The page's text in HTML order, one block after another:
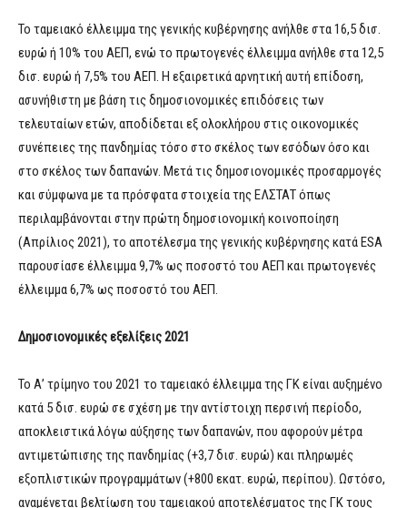
Το ταμειακό έλλειμμα της γενικής κυβέρνησης ανήλθε στα 16,5 δισ.
ευρώ ή 10% του ΑΕΠ, ενώ το πρωτογενές έλλειμμα ανήλθε στα 12,5
δισ. ευρώ ή 7,5% του ΑΕΠ. Η εξαιρετικά αρνητική αυτή επίδοση,
ασυνήθιστη με βάση τις δημοσιονομικές επιδόσεις των
τελευταίων ετών, αποδίδεται εξ ολοκλήρου στις οικονομικές
συνέπειες της πανδημίας τόσο στο σκέλος των εσόδων όσο και
στο σκέλος των δαπανών. Μετά τις δημοσιονομικές προσαρμογές
και σύμφωνα με τα πρόσφατα στοιχεία της ΕΛΣΤΑΤ όπως
περιλαμβάνονται στην πρώτη δημοσιονομική κοινοποίηση
(Απρίλιος 2021), το αποτέλεσμα της γενικής κυβέρνησης κατά ESA
παρουσίασε έλλειμμα 9,7% ως ποσοστό του ΑΕΠ και πρωτογενές
έλλειμμα 6,7% ως ποσοστό του ΑΕΠ.
Δημοσιονομικές εξελίξεις 2021
Το Α’ τρίμηνο του 2021 το ταμειακό έλλειμμα της ΓΚ είναι αυξημένο
κατά 5 δισ. ευρώ σε σχέση με την αντίστοιχη περσινή περίοδο,
αποκλειστικά λόγω αύξησης των δαπανών, που αφορούν μέτρα
αντιμετώπισης της πανδημίας (+3,7 δισ. ευρώ) και πληρωμές
εξοπλιστικών προγραμμάτων (+800 εκατ. ευρώ, περίπου). Ωστόσο,
αναμένεται βελτίωση του ταμειακού αποτελέσματος της ΓΚ τους